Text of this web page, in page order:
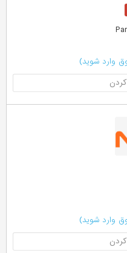
وارد شوید)
وارد شوید)